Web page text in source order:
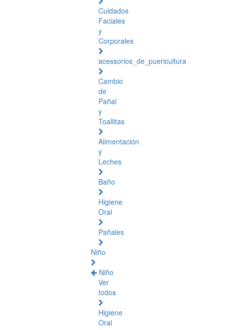
Cuidados
Faciales
y
Corporales
acessorios_de_puericultura
Cambio
de
Pañal
y
Toallitas
Alimentación
y
Leches
Baño
Higiene
Oral
Pañales
Niño
Niño
Ver
todos
Higiene
Oral